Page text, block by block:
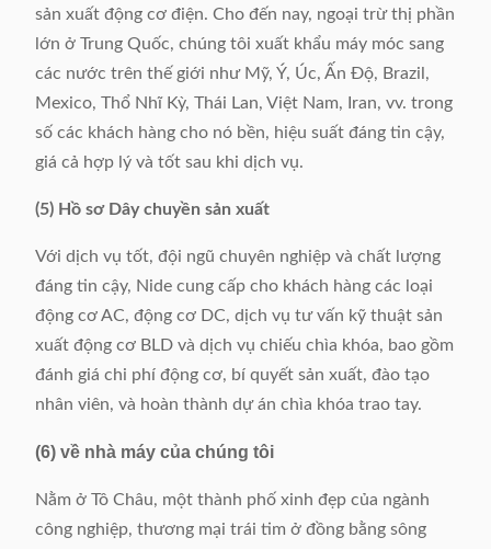
sản xuất động cơ điện. Cho đến nay, ngoại trừ thị phần
lớn ở Trung Quốc, chúng tôi xuất khẩu máy móc sang
các nước trên thế giới như Mỹ, Ý, Úc, Ấn Độ, Brazil,
Mexico, Thổ Nhĩ Kỳ, Thái Lan, Việt Nam, Iran, vv. trong
số các khách hàng cho nó bền, hiệu suất đáng tin cậy,
giá cả hợp lý và tốt sau khi dịch vụ.
(5) Hồ sơ Dây chuyền sản xuất
Với dịch vụ tốt, đội ngũ chuyên nghiệp và chất lượng
đáng tin cậy, Nide cung cấp cho khách hàng các loại
động cơ AC, động cơ DC, dịch vụ tư vấn kỹ thuật sản
xuất động cơ BLD và dịch vụ chiếu chìa khóa, bao gồm
đánh giá chi phí động cơ, bí quyết sản xuất, đào tạo
nhân viên, và hoàn thành dự án chìa khóa trao tay.
(6) về nhà máy của chúng tôi
Nằm ở Tô Châu, một thành phố xinh đẹp của ngành
công nghiệp, thương mại trái tim ở đồng bằng sông